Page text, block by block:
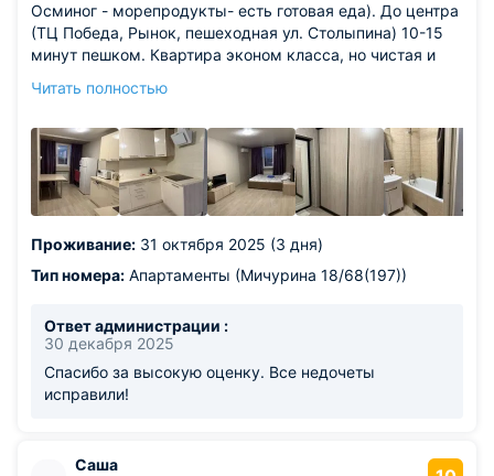
Осминог - морепродукты- есть готовая еда). До центра
(ТЦ Победа, Рынок, пешеходная ул. Столыпина) 10-15
минут пешком. Квартира эконом класса, но чистая и
чайник, СВЧ , холодильник.
документами и компьютером было не комфортно. От
телевизора не было пульта (был в ремонте) Тапочки и
средства для душа нужно взять с собой, их нет.
Полотенца советую тоже взять.
Читать полностью
Проживание: 31 октября 2025 (3 дня)
Тип номера: Апартаменты (Мичурина 18/68(197))
Ответ администрации :
30 декабря 2025
Спасибо за высокую оценку. Все недочеты
исправили!
Саша